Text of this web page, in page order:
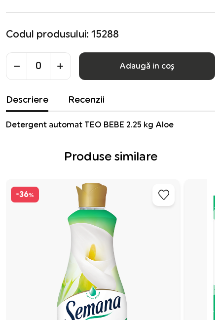
Codul produsului: 15288
Adaugă in coş
Descriere Recenzii
Detergent automat TEO BEBE 2.25 kg Aloe
Produse similare
-36%